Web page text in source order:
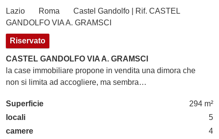
Lazio Roma
Castel Gandolfo | Rif. CASTEL
GANDOLFO VIA A. GRAMSCI
Riservato
CASTEL GANDOLFO VIA A. GRAMSCI
la case immobiliare propone in vendita una dimora che
non si limita ad accogliere, ma sembra…
Superficie
294 m²
locali
5
camere
4